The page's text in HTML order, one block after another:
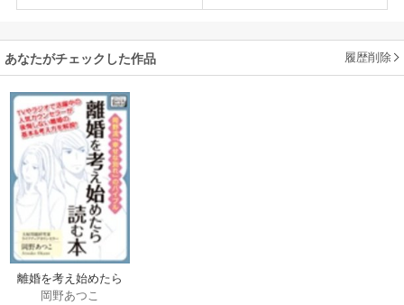
あなたがチェックした作品 履歴削除
離婚を考え始めたら
読む本
岡野あつこ